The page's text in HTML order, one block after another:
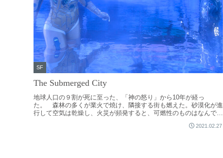
SF
The Submerged City
地球人口の９割が死に至った、「神の怒り」から10年が経っ
た。 森林の多くが業火で焼け、隣接する街も燃えた。砂漠化が進
行して空気は乾燥し、火災が頻発すると、可燃性のものはなんでも
2021.02.27